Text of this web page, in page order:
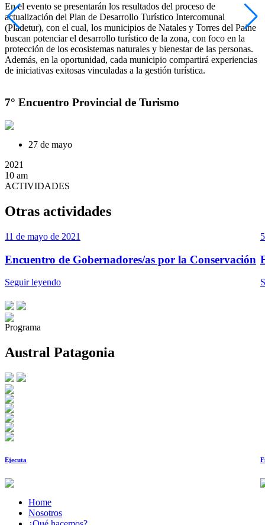
En el evento se presentarán los resultados del proceso de
actualización del Plan de Desarrollo Turístico Intercomunal
(Pladetur), con el cual, los municipios de Natales y Torres del Paine
buscan potenciar el desarrollo turístico de la zona, con foco en la
protección de los ecosistemas naturales y bienestar de las personas.
Además, en la oportunidad, cada municipio compartirá experiencias
de iniciativas exitosas vinculadas a la gestión turística.
7° Encuentro Provincial de Turismo
27 de mayo
2021
10 am
ACTIVIDADES
Otras actividades
11 de mayo de 2021
Encuentro de Gobernadores/as por la Conservación
Seguir leyendo
Programa
Austral Patagonia
Ejecuta
Home
Nosotros